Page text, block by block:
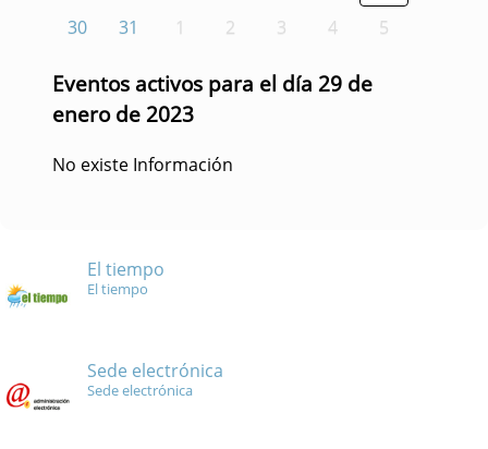
30
31 1 2 3 4 5
Eventos activos para el día 29 de
enero de 2023
No existe Información
El tiempo
El tiempo
Sede electrónica
Sede electrónica